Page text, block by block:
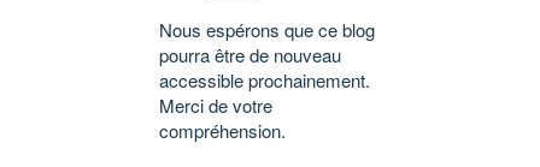
Nous espérons que ce blog
pourra être de nouveau
accessible prochainement.
Merci de votre
compréhension.